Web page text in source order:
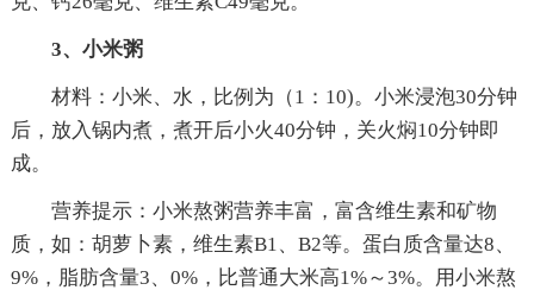
3、小米粥
材料：小米、水，比例为（1：10)。小米浸泡30分钟
后，放入锅内煮，煮开后小火40分钟，关火焖10分钟即
成。
营养提示：小米熬粥营养丰富，富含维生素和矿物
质，如：胡萝卜素，维生素B1、B2等。蛋白质含量达8、
9%，脂肪含量3、0%，比普通大米高1%～3%。用小米熬